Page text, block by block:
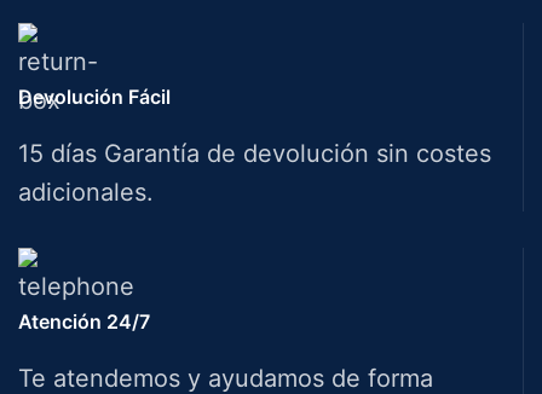
Devolución Fácil
15 días Garantía de devolución sin costes
adicionales.
Atención 24/7
Te atendemos y ayudamos de forma